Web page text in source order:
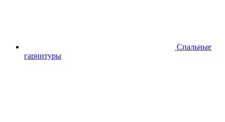
Спальные
гарнитуры